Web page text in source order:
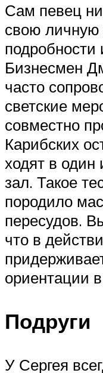
Сам певец
свою личную
подробности
Бизнесмен
часто
светские
совместно
Карибских
ходят в один
зал. Такое
породило
пересудов.
что в
ориентации
Подруги
У Сергея